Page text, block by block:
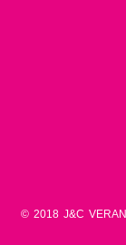
© 2018 J&C